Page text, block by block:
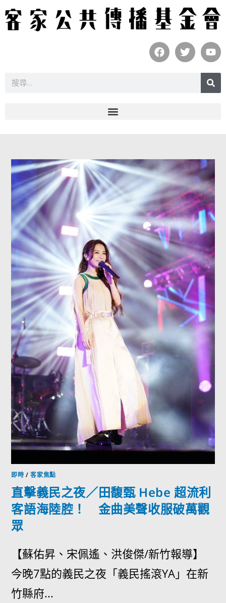
即時 /客家焦點
直擊義民之夜／田馥甄 Hebe 超流利
客語海陸腔！ 金曲美聲收服破萬觀
眾
【蘇佑昇、宋佩遙、洪俊傑/新竹報導】
今晚7點的義民之夜「義民搖滾YA」在新
竹縣府...